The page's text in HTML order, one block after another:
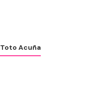
Toto Acuña